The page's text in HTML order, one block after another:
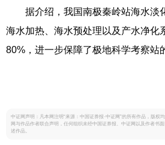
据介绍，我国南极秦岭站海水淡化
海水加热、海水预处理以及产水净化
80%，进一步保障了极地科学考察站
中证网声明：凡本网注明“来源：中国证券报·中证网”的所有作品，版权
网与作品作者联合声明，任何组织未经中国证券报、中证网以及作者书
述作品。